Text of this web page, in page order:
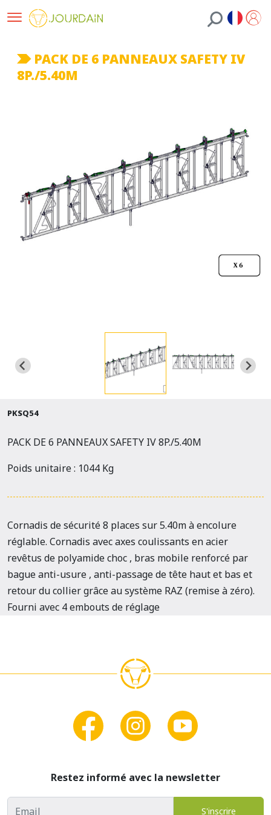
PACK DE 6 PANNEAUX SAFETY IV
8P./5.40M
PKSQ54
PACK DE 6 PANNEAUX SAFETY IV 8P./5.40M
Poids unitaire : 1044 Kg
Cornadis de sécurité 8 places sur 5.40m à encolure
réglable. Cornadis avec axes coulissants en acier
revêtus de polyamide choc , bras mobile renforcé par
bague anti-usure , anti-passage de tête haut et bas et
retour du collier grâce au système RAZ (remise à zéro).
Fourni avec 4 embouts de réglage
Restez informé avec la newsletter
Adresse email
S'inscrire